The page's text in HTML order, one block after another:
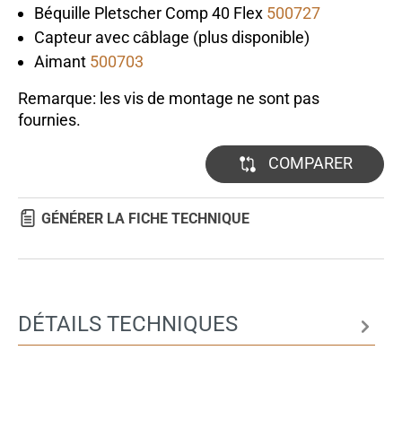
Béquille Pletscher Comp 40 Flex 500727
Capteur avec câblage (plus disponible)
Aimant 500703
Remarque: les vis de montage ne sont pas
fournies.
COMPARER
GÉNÉRER LA FICHE TECHNIQUE
DÉTAILS TECHNIQUES